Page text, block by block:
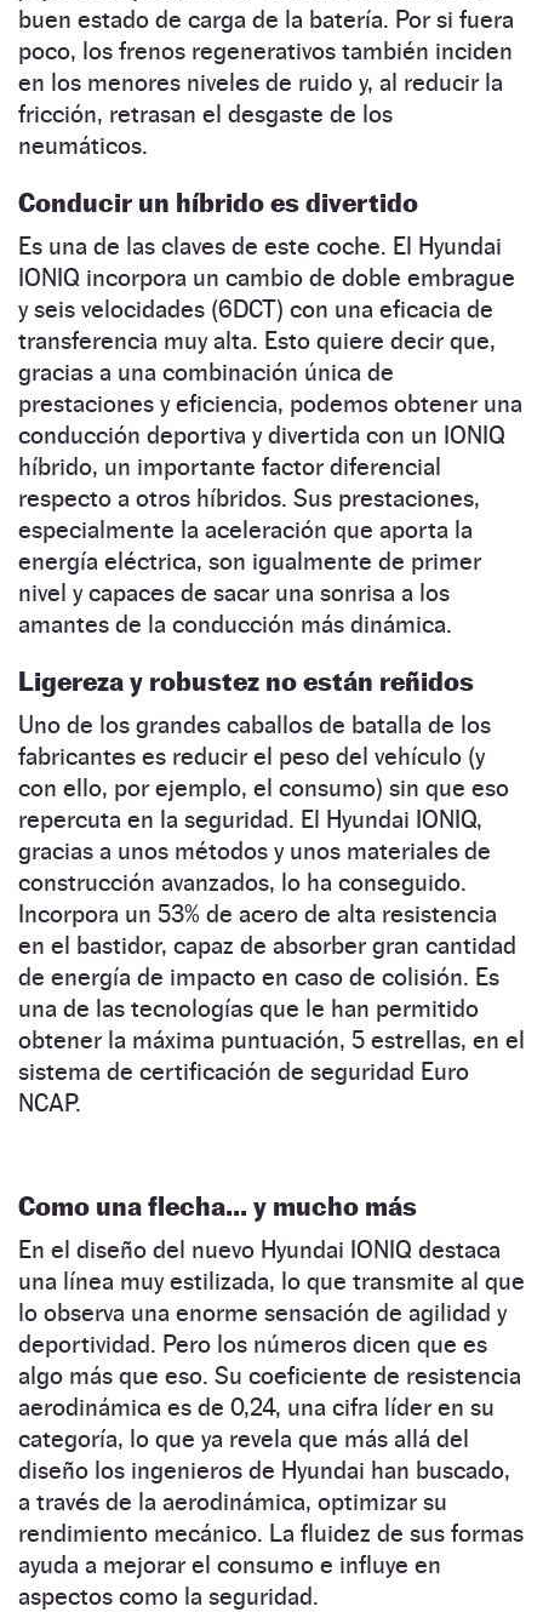
buen estado de carga de la batería. Por si fuera
poco, los frenos regenerativos también inciden
en los menores niveles de ruido y, al reducir la
fricción, retrasan el desgaste de los
neumáticos.
Conducir un híbrido es divertido
Es una de las claves de este coche. El Hyundai
IONIQ incorpora un cambio de doble embrague
y seis velocidades (6DCT) con una eficacia de
transferencia muy alta. Esto quiere decir que,
gracias a una combinación única de
prestaciones y eficiencia, podemos obtener una
conducción deportiva y divertida con un IONIQ
híbrido, un importante factor diferencial
respecto a otros híbridos. Sus prestaciones,
especialmente la aceleración que aporta la
energía eléctrica, son igualmente de primer
nivel y capaces de sacar una sonrisa a los
amantes de la conducción más dinámica.
Ligereza y robustez no están reñidos
Uno de los grandes caballos de batalla de los
fabricantes es reducir el peso del vehículo (y
con ello, por ejemplo, el consumo) sin que eso
repercuta en la seguridad. El Hyundai IONIQ,
gracias a unos métodos y unos materiales de
construcción avanzados, lo ha conseguido.
Incorpora un 53% de acero de alta resistencia
en el bastidor, capaz de absorber gran cantidad
de energía de impacto en caso de colisión. Es
una de las tecnologías que le han permitido
obtener la máxima puntuación, 5 estrellas, en el
sistema de certificación de seguridad Euro
NCAP.
Como una flecha… y mucho más
En el diseño del nuevo Hyundai IONIQ destaca
una línea muy estilizada, lo que transmite al que
lo observa una enorme sensación de agilidad y
deportividad. Pero los números dicen que es
algo más que eso. Su coeficiente de resistencia
aerodinámica es de 0,24, una cifra líder en su
categoría, lo que ya revela que más allá del
diseño los ingenieros de Hyundai han buscado,
a través de la aerodinámica, optimizar su
rendimiento mecánico. La fluidez de sus formas
ayuda a mejorar el consumo e influye en
aspectos como la seguridad.